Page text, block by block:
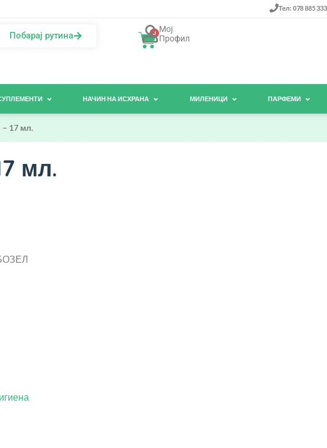
Тел: 078 885 333
Побарај рутина 0 Мој
Профил
НАЧИН НА ИСХРАНА МИЛЕНИЦИ ПАРФЕМИ
17 мл.
мл.